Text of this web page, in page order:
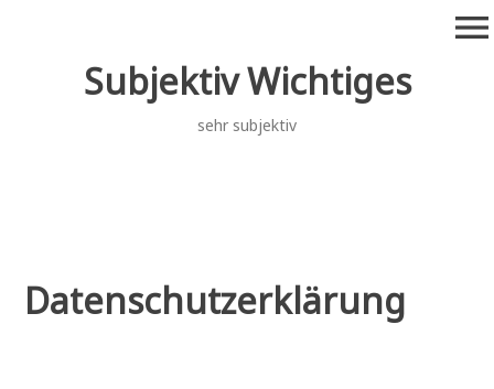
Subjektiv Wichtiges
sehr subjektiv
menu
Datenschutzerklärung